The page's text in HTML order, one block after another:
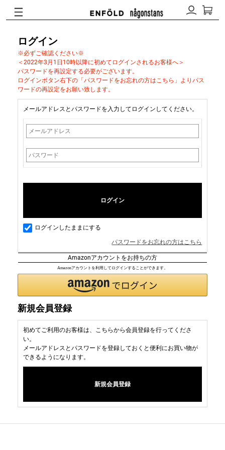
ログイン
※必ずご確認ください※
＜2022年3月1日10時以降に初めてログインされるお客様へ＞
パスワードを再設定する必要がございます。
ログインボタン右下の「パスワードをお忘れの方はこちら」よりパス
ワードの再設定をお願い致します。
メールアドレスとパスワードを入力してログインしてください。
ログインしたままにする
パスワードをお忘れの方はこちら
Amazonアカウントをお持ちの方
Amazonアカウントを利用してログインすることができます。
新規会員登録
初めてご利用のお客様は、こちらから会員登録を行ってくださ
い。
メールアドレスとパスワードを登録しておくと便利にお買い物が
できるようになります。